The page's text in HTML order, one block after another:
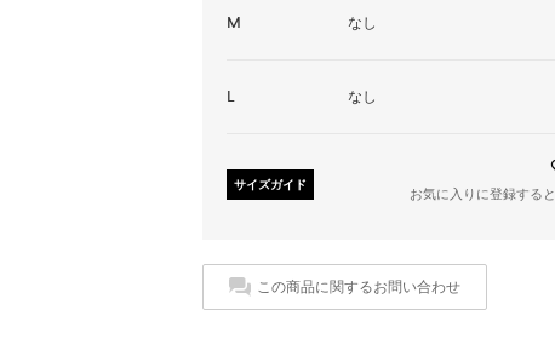
M なし
L なし
サイズガイド
お気に入りに登録すると
この商品に関するお問い合わせ